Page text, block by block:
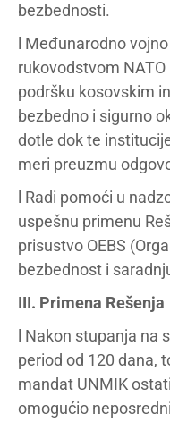
bezbednosti.
l Međunarodno
rukovodstvom NATO
podršku kosovskim
bezbedno i sigurno
dotle dok te
meri preuzmu
l Radi pomoći u
uspešnu primenu
prisustvo OEBS
bezbednost i
III. Primena Rešenja
l Nakon stupanja na
period od 120 dana,
mandat UNMIK
omogućio